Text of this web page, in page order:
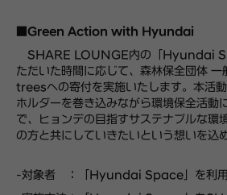
■Green Action with Hyundai
SHARE LOUNGE内の「Hyundai
ただいた時間に応じて、森林保全団体
treesへの寄付を実施いたします。本活
ホルダーを巻き込みながら環境保全活動
で、ヒョンデの目指すサステナブルな環
の方と共にしていきたいという想いを込
-対象者 ：「Hyundai Space」を利用